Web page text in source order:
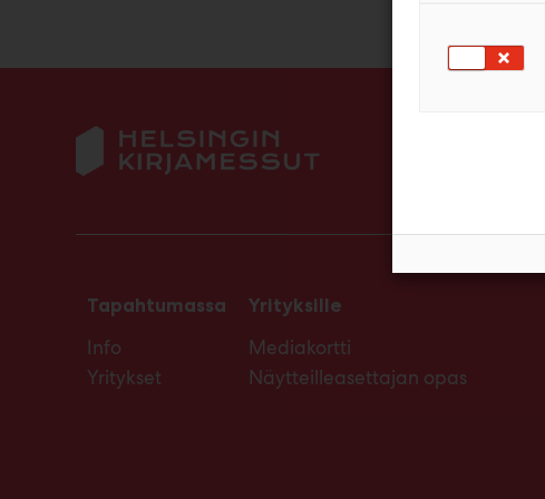
Tapahtumassa
Info
Yritykset
Yrityksille
Mediakortti
Näytteilleasettajan opas